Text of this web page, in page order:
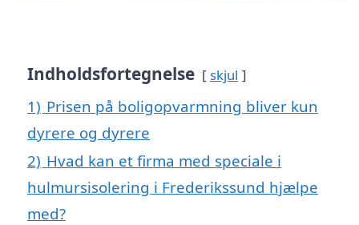
Indholdsfortegnelse skjul
1) Prisen på boligopvarmning bliver kun
dyrere og dyrere
2) Hvad kan et firma med speciale i
hulmursisolering i Frederikssund hjælpe
med?